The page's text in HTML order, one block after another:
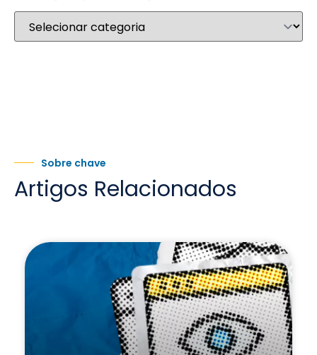
Sobre chave
Artigos Relacionados